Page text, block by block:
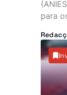
de
para
Power
de
sujeito